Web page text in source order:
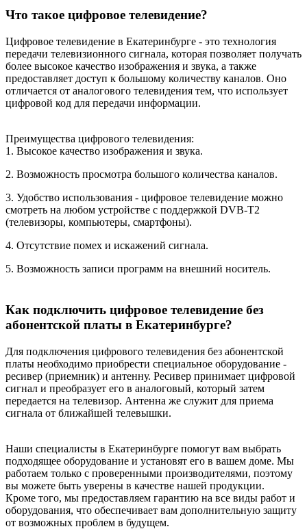
Что такое цифровое телевидение?
Цифровое телевидение в Екатеринбурге - это технология
передачи телевизионного сигнала, которая позволяет получать
более высокое качество изображения и звука, а также
предоставляет доступ к большому количеству каналов. Оно
отличается от аналогового телевидения тем, что использует
цифровой код для передачи информации.
Преимущества цифрового телевидения:
1. Высокое качество изображения и звука.
2. Возможность просмотра большого количества каналов.
3. Удобство использования - цифровое телевидение можно
смотреть на любом устройстве с поддержкой DVB-T2
(телевизоры, компьютеры, смартфоны).
4. Отсутствие помех и искажений сигнала.
5. Возможность записи программ на внешний носитель.
Как подключить цифровое телевидение без
абонентской платы в Екатеринбурге?
Для подключения цифрового телевидения без абонентской
платы необходимо приобрести специальное оборудование -
ресивер (приемник) и антенну. Ресивер принимает цифровой
сигнал и преобразует его в аналоговый, который затем
передается на телевизор. Антенна же служит для приема
сигнала от ближайшей телевышки.
Наши специалисты в Екатеринбурге помогут вам выбрать
подходящее оборудование и установят его в вашем доме. Мы
работаем только с проверенными производителями, поэтому
вы можете быть уверены в качестве нашей продукции.
Кроме того, мы предоставляем гарантию на все виды работ и
оборудования, что обеспечивает вам дополнительную защиту
от возможных проблем в будущем.